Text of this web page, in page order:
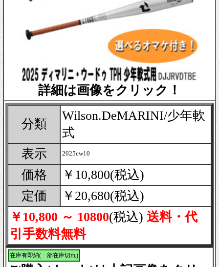
詳細は画像をクリック！
分類
Wilson.DeMARINI/少年軟
式
表示
2025cw10
価格
￥10,800(税込)
定価
￥20,680(税込)
￥10,800 ～ 10800(税込) 送料・代
引手数料無料
在庫有即納(一部在庫切れ)